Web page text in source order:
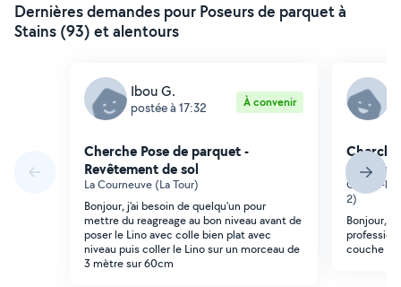
Dernières demandes pour Poseurs de parquet à
Stains (93) et alentours
Ibou G.
postée à 17:32 À convenir
Cherche Pose de parquet -
Revêtement de sol
La Courneuve (La Tour)
Bonjour, j'ai besoin de quelqu'un pour
mettre du reagreage au bon niveau avant de
poser le Lino avec colle bien plat avec
niveau puis coller le Lino sur un morceau de
3 mètre sur 60cm
Garges-
2)
Bonjour,
couche